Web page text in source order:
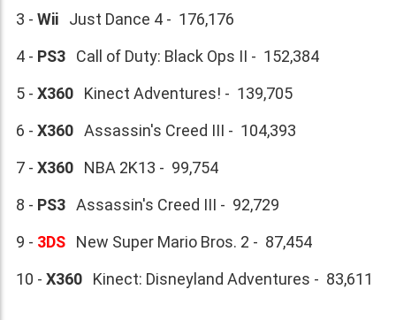
3 - Wii Just Dance 4 - 176,176
4 - PS3 Call of Duty: Black Ops II - 152,384
5 - X360 Kinect Adventures! - 139,705
6 - X360 Assassin's Creed III - 104,393
7 - X360 NBA 2K13 - 99,754
8 - PS3 Assassin's Creed III - 92,729
9 - 3DS New Super Mario Bros. 2 - 87,454
10 - X360 Kinect: Disneyland Adventures - 83,611